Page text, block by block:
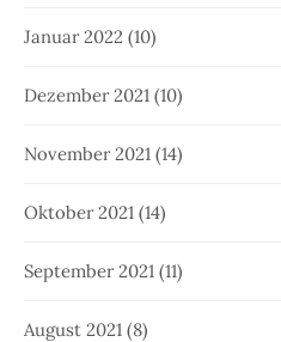
Januar 2022 (10)
Dezember 2021 (10)
November 2021 (14)
Oktober 2021 (14)
September 2021 (11)
August 2021 (8)